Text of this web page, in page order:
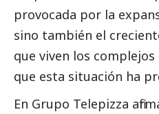
provocada por la
sino también el
que viven los
que esta situación ha
En Grupo Telepizza